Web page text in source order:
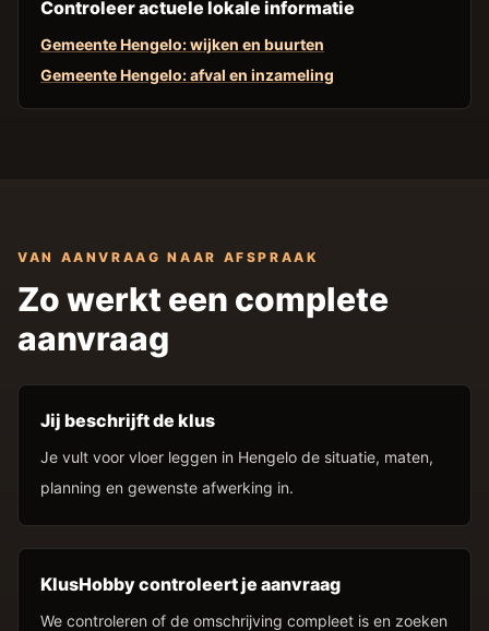
Controleer actuele lokale informatie
Gemeente Hengelo: wijken en buurten
Gemeente Hengelo: afval en inzameling
VAN AANVRAAG NAAR AFSPRAAK
Zo werkt een complete
aanvraag
Jij beschrijft de klus
Je vult voor vloer leggen in Hengelo de situatie, maten,
planning en gewenste afwerking in.
KlusHobby controleert je aanvraag
We controleren of de omschrijving compleet is en zoeken